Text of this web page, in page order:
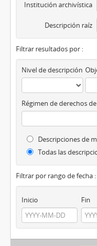
Institución archivística
Descripción raíz
Filtrar resultados por :
Nivel de descripción
Descripciones de
Todas las
Filtrar por rango de fecha :
Inicio Fin